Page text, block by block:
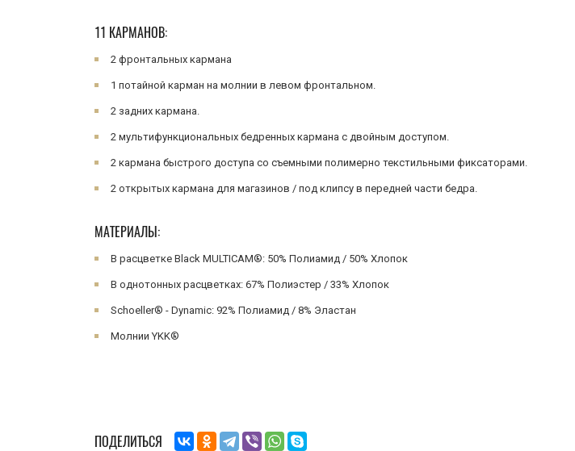
11 КАРМАНОВ:
2 фронтальных кармана
1 потайной карман на молнии в левом фронтальном.
2 задних кармана.
2 мультифункциональных бедренных кармана с двойным доступом.
2 кармана быстрого доступа со съемными полимерно текстильными фиксаторами.
2 открытых кармана для магазинов / под клипсу в передней части бедра.
МАТЕРИАЛЫ:
В расцветке Black MULTICAM®: 50% Полиамид / 50% Хлопок
В однотонных расцветках: 67% Полиэстер / 33% Хлопок
Schoeller® - Dynamic: 92% Полиамид / 8% Эластан
Молнии YKK®
ПОДЕЛИТЬСЯ